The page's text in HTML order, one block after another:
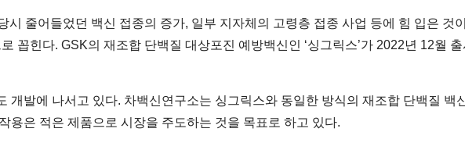
시 줄어들었던 백신 접종의 증가, 일부 지자체의 고령층 접종 사업 등에 힘 입은 것
꼽힌다. GSK의 재조합 단백질 대상포진 예방백신인 ‘싱그릭스’가 2022년 12월
발에 나서고 있다. 차백신연구소는 싱그릭스와 동일한 방식의 재조합 단백질 백
용은 적은 제품으로 시장을 주도하는 것을 목표로 하고 있다.